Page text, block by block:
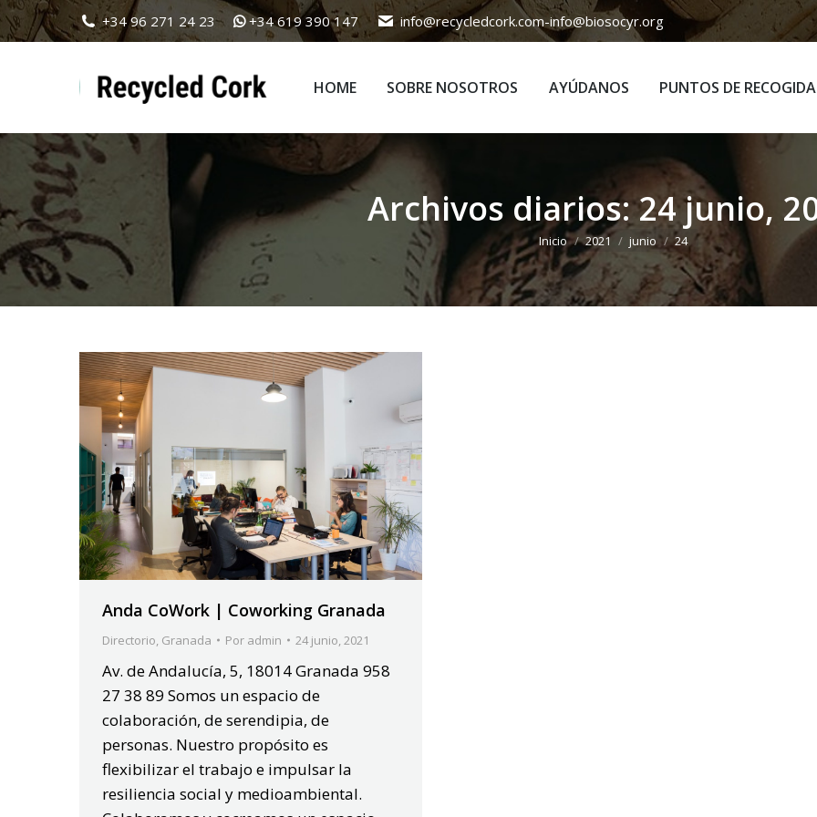
+34 96 271 24 23 +34 619 390 147 info@recycledcork.com-info@biosocyr.org
HOME SOBRE NOSOTROS AYÚDANOS PUNTOS DE RECOGIDA
Archivos diarios:24 junio,
Estás aquí:
Inicio 2021 junio 24
Anda CoWork | Coworking Granada
Directorio, Granada Por admin 24 junio, 2021
Av. de Andalucía, 5, 18014 Granada 958
27 38 89 Somos un espacio de
colaboración, de serendipia, de
personas. Nuestro propósito es
flexibilizar el trabajo e impulsar la
resiliencia social y medioambiental.
HOME SOBRE NOSOTROS AYÚDANOS PUNTOS DE RECOGIDA